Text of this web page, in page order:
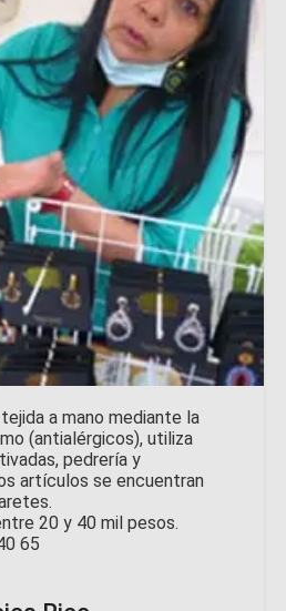
a mano mediante la
(antialérgicos), utiliza
pedrería y
artículos se encuentran
20 y 40 mil pesos.
65